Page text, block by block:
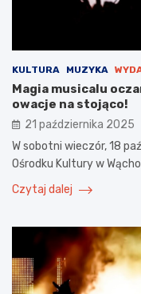
KULTURA MUZYKA
Magia musicalu
owacje na stojąco!
21 października 2025
W sobotni wieczór, 18
Ośrodku Kultury w
Czytaj dalej